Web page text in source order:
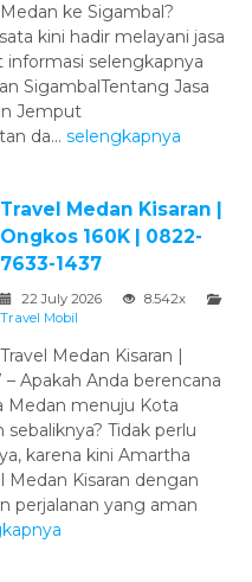
ke Sigambal?
kini hadir melayani jasa
selengkapnya
SigambalTentang Jasa
Jemput
da... selengkapnya
Travel Medan Kisaran |
Ongkos 160K | 0822-
7633-1437
22 July 2026
8.542x
Travel Mobil
Travel Medan Kisaran |
Apakah Anda berencana
Medan menuju Kota
Tidak perlu
karena kini Amartha
Medan Kisaran dengan
perjalanan yang aman